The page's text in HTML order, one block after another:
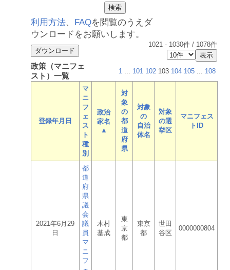
利用方法、 FAQを閲覧のうえダ
ウンロードをお願いします。
1021 - 1030件 / 1078件
政策（マニフェ
スト）一覧
1 ... 101 102 103 104 105 ... 108
登録年月日
マ
ニ
フ
ェ
ス
ト
種
別
政治
家名
▲
対
象
の
都
道
府
県
対象
の
自治
体名
対象
の選
挙区
マニフェス
トID
2021年6月29
日
都
道
府
県
議
会
議
員
マ
ニ
フ
木村
基成
東
京
都
東京
都
世田
谷区
0000000804